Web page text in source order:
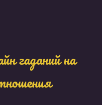
гаданий на